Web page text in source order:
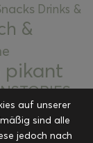
Drinks &
&
pikant
Kuchen und
&
auf unserer
sind alle
jedoch nach